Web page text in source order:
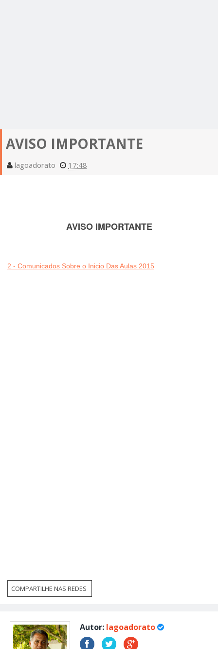
AVISO IMPORTANTE
lagoadorato 17:48
AVISO IMPORTANTE
2 - Comunicados Sobre o Inicio Das Aulas 2015
COMPARTILHE NAS REDES
Autor: lagoadorato